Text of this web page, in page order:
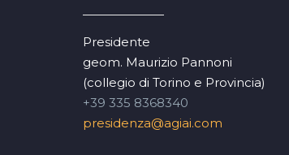
Presidente
geom. Maurizio Pannoni
(collegio di Torino e Provincia)
+39 335 8368340
presidenza@agiai.com